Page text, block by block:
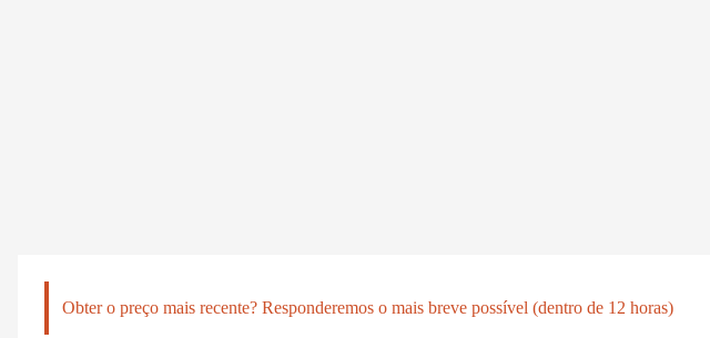
Obter o preço mais recente? Responderemos o mais breve possível (dentro de 12 horas)